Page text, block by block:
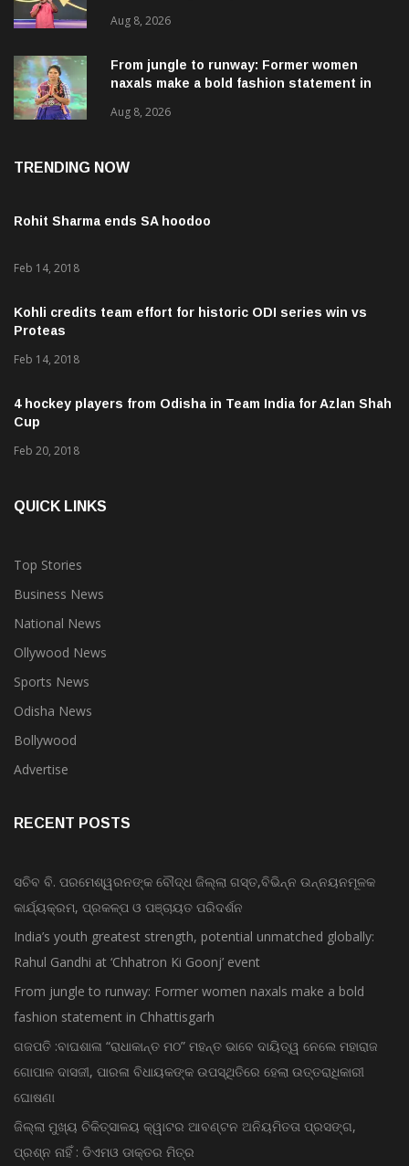
Aug 8, 2026
From jungle to runway: Former women
naxals make a bold fashion statement in
Aug 8, 2026
TRENDING NOW
Rohit Sharma ends SA hoodoo
Feb 14, 2018
Kohli credits team effort for historic ODI series win vs
Proteas
Feb 14, 2018
4 hockey players from Odisha in Team India for Azlan Shah
Cup
Feb 20, 2018
QUICK LINKS
Top Stories
Business News
National News
Ollywood News
Sports News
Odisha News
Bollywood
Advertise
RECENT POSTS
ସଚିବ ବି. ପରମେଶ୍ୱରନଙ୍କ ବୌଦ୍ଧ ଜିଲ୍ଲା ଗସ୍ତ,ବିଭିନ୍ନ ଉନ୍ନୟନମୂଳକ
କାର୍ଯ୍ୟକ୍ରମ, ପ୍ରକଳ୍ପ ଓ ପଞ୍ଚାୟତ ପରିଦର୍ଶନ
India’s youth greatest strength, potential unmatched globally:
Rahul Gandhi at ‘Chhatron Ki Goonj’ event
From jungle to runway: Former women naxals make a bold
fashion statement in Chhattisgarh
ଗଜପତି :ବାଘଶାଳା “ରାଧାକାନ୍ତ ମଠ” ମହନ୍ତ ଭାବେ ଦାୟିତ୍ୱ ନେଲେ ମହାରାଜ
ଗୋପାଳ ଦାସଜୀ, ପାରଳା ବିଧାୟକଙ୍କ ଉପସ୍ଥିତିରେ ହେଲା ଉତ୍ତରାଧିକାରୀ
ଘୋଷଣା
ଜିଲ୍ଲା ମୁଖ୍ୟ ଚିକିତ୍ସାଳୟ କ୍ୱାଟର ଆବଣ୍ଟନ ଅନିୟମିତତା ପ୍ରସଙ୍ଗ,
ପ୍ରଶ୍ନ ନାହିଁ : ଡିଏମଓ ଡାକ୍ତର ମିତ୍ର